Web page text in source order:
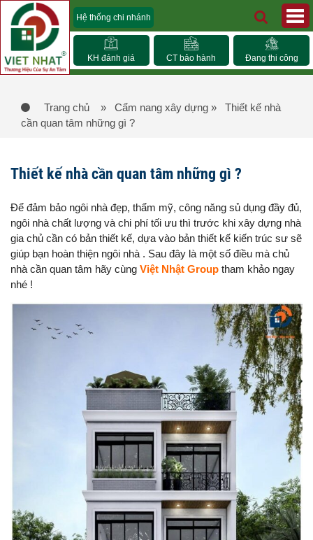
Hệ thống chi nhánh
KH đánh giá CT bảo hành Đang thi công
Trang chủ » Cẩm nang xây dựng » Thiết kế nhà
cần quan tâm những gì ?
Thiết kế nhà cần quan tâm những gì ?
Để đảm bảo ngôi nhà đẹp, thẩm mỹ, công năng sủ dụng đầy đủ,
ngôi nhà chất lượng và chi phí tối ưu thì trước khi xây dựng nhà
gia chủ cần có bản thiết kế, dựa vào bản thiết kế kiến trúc sư sẽ
giúp bạn hoàn thiện ngôi nhà . Sau đây là một số điều mà chủ
nhà cần quan tâm hãy cùng Việt Nhật Group tham khảo ngay
nhé !